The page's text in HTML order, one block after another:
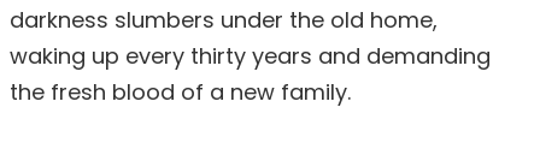
darkness slumbers under the old home,
waking up every thirty years and demanding
the fresh blood of a new family.